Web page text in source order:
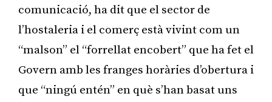
comunicació, ha dit que el sector de
l’hostaleria i el comerç està vivint com un
“malson” el “forrellat encobert” que ha fet el
Govern amb les franges horàries d’obertura i
que “ningú entén” en què s’han basat uns